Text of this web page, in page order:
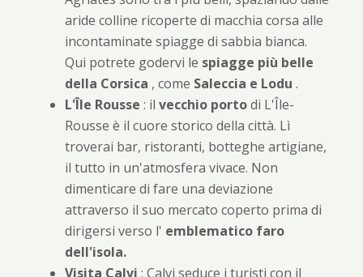
aride colline ricoperte di macchia corsa alle
incontaminate spiagge di sabbia bianca.
Qui potrete godervi le spiagge più belle
della Corsica , come Saleccia e Lodu .
L'Île Rousse : il vecchio portodi L'Île-
Rousse è il cuore storico della città. Lì
troverai bar, ristoranti, botteghe artigiane,
il tutto in un'atmosfera vivace. Non
dimenticare di fare una deviazione
attraverso il suo mercato coperto prima di
dirigersi verso l' emblematico faro
dell'isola.
Visita Calvi : Calvi seduce i turisti con il